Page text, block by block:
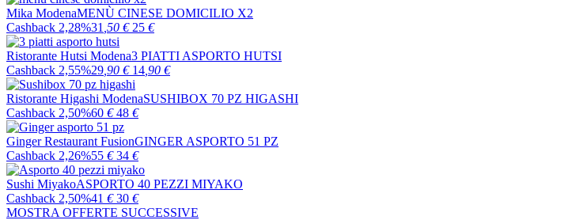
Mika ModenaMENÙ CINESE DOMICILIO X2
Cashback 2,28%31 ,50 € 25 €
Ristorante Hutsi Modena3 PIATTI ASPORTO HUTSI
Cashback 2,55%29 ,90 € 14 ,90 €
Ristorante Higashi ModenaSUSHIBOX 70 PZ HIGASHI
Cashback 2,50%60 € 48 €
Ginger Restaurant FusionGINGER ASPORTO 51 PZ
Cashback 2,26%55 € 34 €
Sushi MiyakoASPORTO 40 PEZZI MIYAKO
Cashback 2,50%41 € 30 €
MOSTRA OFFERTE SUCCESSIVE